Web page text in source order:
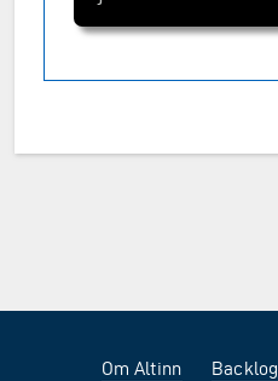
Om Altinn Backlog